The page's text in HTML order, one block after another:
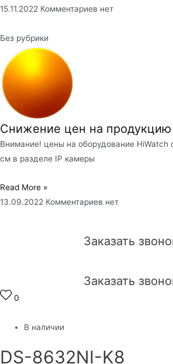
15.11.2022 Комментариев нет
Без рубрики
Снижение цен на продукцию
Внимание! цены на оборудование
см в разделе IP камеры
Read More »
13.09.2022 Комментариев нет
Заказать
Заказать
0
В наличии
DS-8632NI-K8